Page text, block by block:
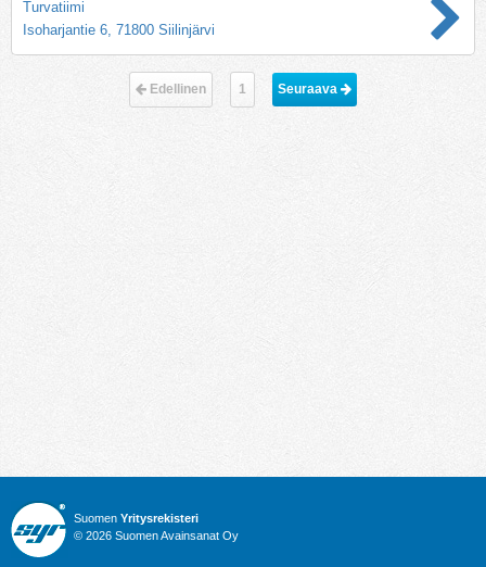
Turvatiimi
Isoharjantie 6, 71800 Siilinjärvi
Edellinen 1 Seuraava
Suomen Yritysrekisteri
© 2026 Suomen Avainsanat Oy